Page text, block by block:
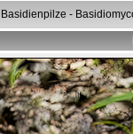
Basidienpilze -